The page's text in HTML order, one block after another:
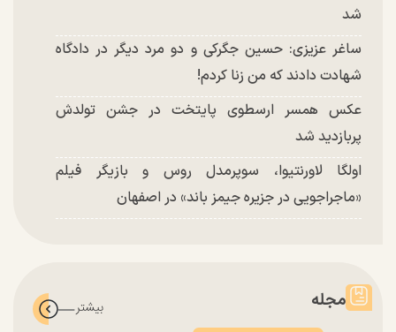
شد
ساغر عزیزی: حسین جگرکی و دو مرد دیگر در دادگاه
شهادت دادند که من زنا کردم!
عکس همسر ارسطوی پایتخت در جشن تولدش
پربازدید شد
اولگا لاورنتیوا، سوپرمدل روس و بازیگر فیلم
«ماجراجویی در جزیره جیمز باند» در اصفهان
مجله